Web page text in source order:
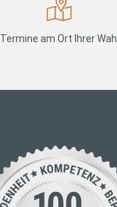
Termine am Ort Ihrer Wahl